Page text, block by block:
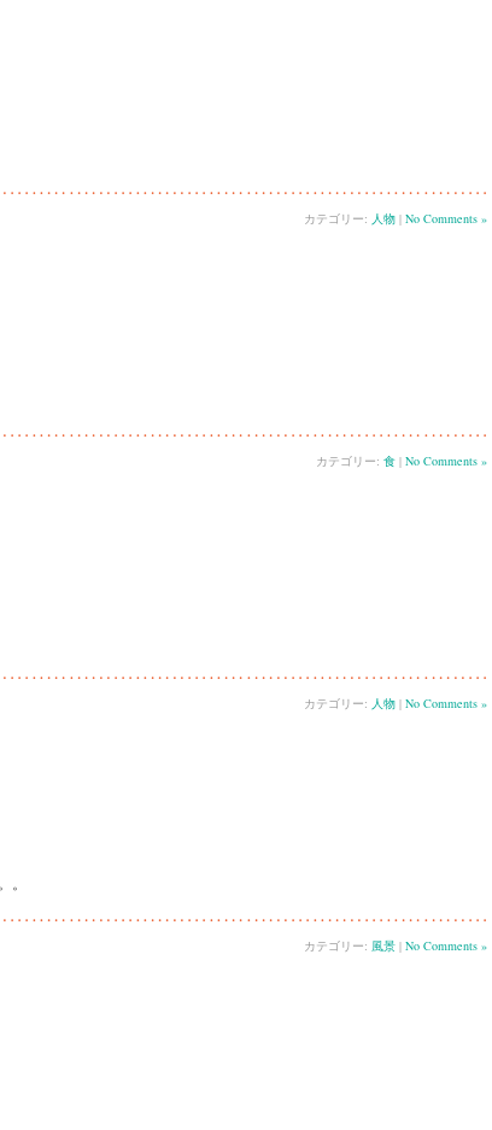
カテゴリー: 人物 | No Comments »
カテゴリー: 食 | No Comments »
カテゴリー: 人物 | No Comments »
。
カテゴリー: 風景 | No Comments »